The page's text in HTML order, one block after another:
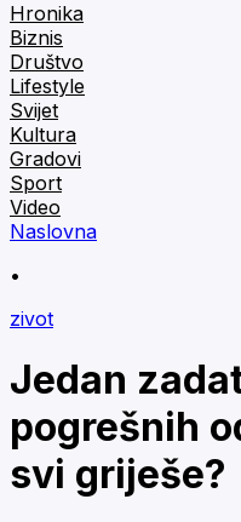
Hronika
Biznis
Društvo
Lifestyle
Svijet
Kultura
Gradovi
Sport
Video
Naslovna
•
zivot
Jedan
pogrešnih
svi griješe?